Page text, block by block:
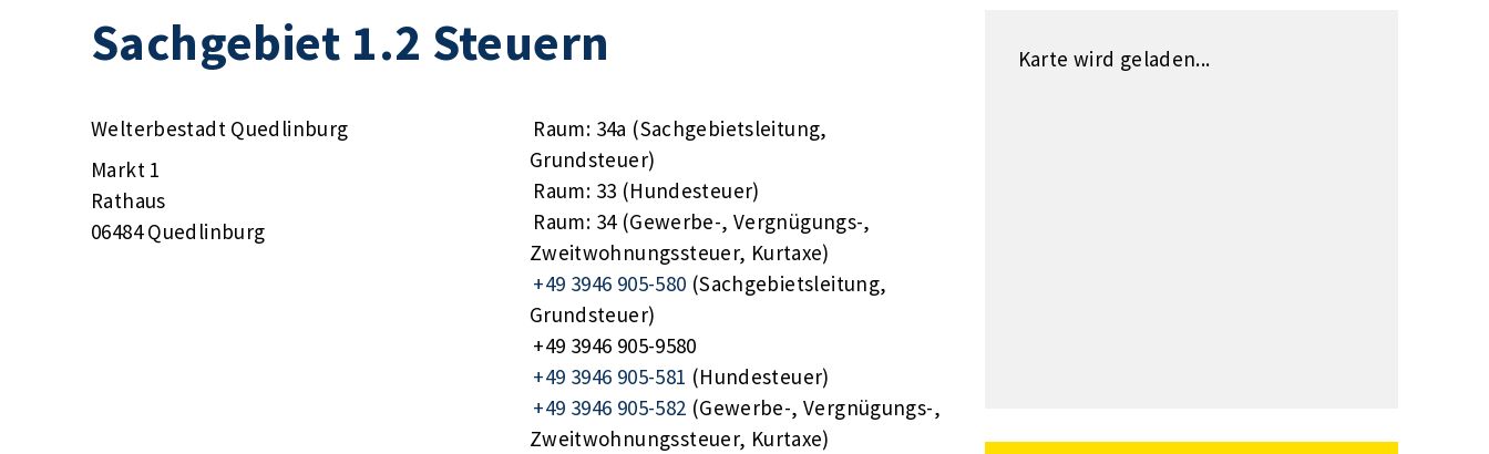
Sachgebiet 1.2 Steuern
Welterbestadt Quedlinburg
Markt 1
Rathaus
06484 Quedlinburg
Raum: 34a (Sachgebietsleitung,
Grundsteuer)
Raum: 33 (Hundesteuer)
Raum: 34 (Gewerbe-, Vergnügungs-,
Zweitwohnungssteuer, Kurtaxe)
+49 3946 905-580 (Sachgebietsleitung,
Grundsteuer)
+49 3946 905-9580
+49 3946 905-581 (Hundesteuer)
+49 3946 905-582 (Gewerbe-, Vergnügungs-,
Zweitwohnungssteuer, Kurtaxe)
Karte wird geladen...